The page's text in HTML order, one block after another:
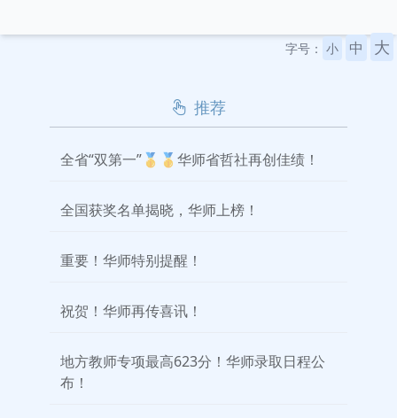
字号： 小 中 大
推荐
全省“双第一”🥇🥇华师省哲社再创佳绩！
全国获奖名单揭晓，华师上榜！
重要！华师特别提醒！
祝贺！华师再传喜讯！
地方教师专项最高623分！华师录取日程公
布！